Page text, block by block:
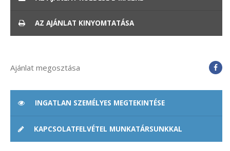
AZ AJÁNLAT KINYOMTATÁSA
Ajánlat megosztása
INGATLAN SZEMÉLYES MEGTEKINTÉSE
KAPCSOLATFELVÉTEL MUNKATÁRSUNKKAL